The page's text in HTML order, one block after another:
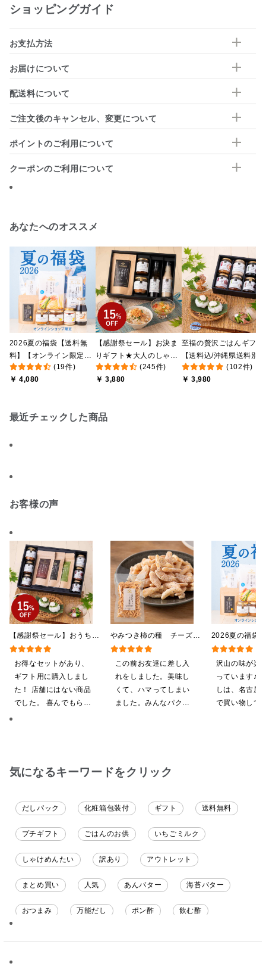
ショッピングガイド
お支払方法
お届けについて
配送料について
ご注文後のキャンセル、変更について
ポイントのご利用について
クーポンのご利用について
あなたへのオススメ
2026夏の福袋【送料無
料】【オンライン限定】
【ポイントキャンペーン
実施中】【のし・ラッピ
(19件)
￥ 4,080
【感謝祭セール】お決ま
りギフト★大人のしゃけ
しゃけめんたい入り【送
料込/沖縄県送料別途】
(245件)
￥ 3,880
至福の贅沢ごはんギフト
【送料込/沖縄県送料別
途】【化粧箱包装付/オン
ライン限定】
(102件)
￥ 3,980
最近チェックした商品
お客様の声
やみつき柿の種 チーズと
黒胡椒 85g
この前お友達に差し入
れをしました。美味し
くて、ハマってしまい
ました。みんなパクパ
【感謝祭セール】おうちで
贅沢ごはんギフト【送料無
料/沖縄県送料別途】【化
粧箱包装付/オンライン限
定】
お得なセットがあり、
ギフト用に購入しまし
た！ 店舗にはない商品
でした。 喜んでもらえ
2026夏の福袋
料】【オンライ
【ポイントキ
施中】【のし
グ・化粧箱詰
沢山の味が楽
っています♪
しは、名古屋
で買い物して
気になるキーワードをクリック
だしパック 化粧箱包装付 ギフト 送料無料
プチギフト ごはんのお供 いちごミルク
しゃけめんたい 訳あり アウトレット
まとめ買い 人気 あんバター 海苔バター
おつまみ 万能だし ポン酢 飲む酢